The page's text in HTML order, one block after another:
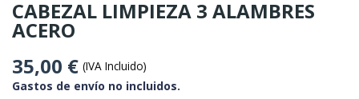
CABEZAL LIMPIEZA 3 ALAMBRES
ACERO
35,00 € (IVA Incluido)
Gastos de envío no incluidos.